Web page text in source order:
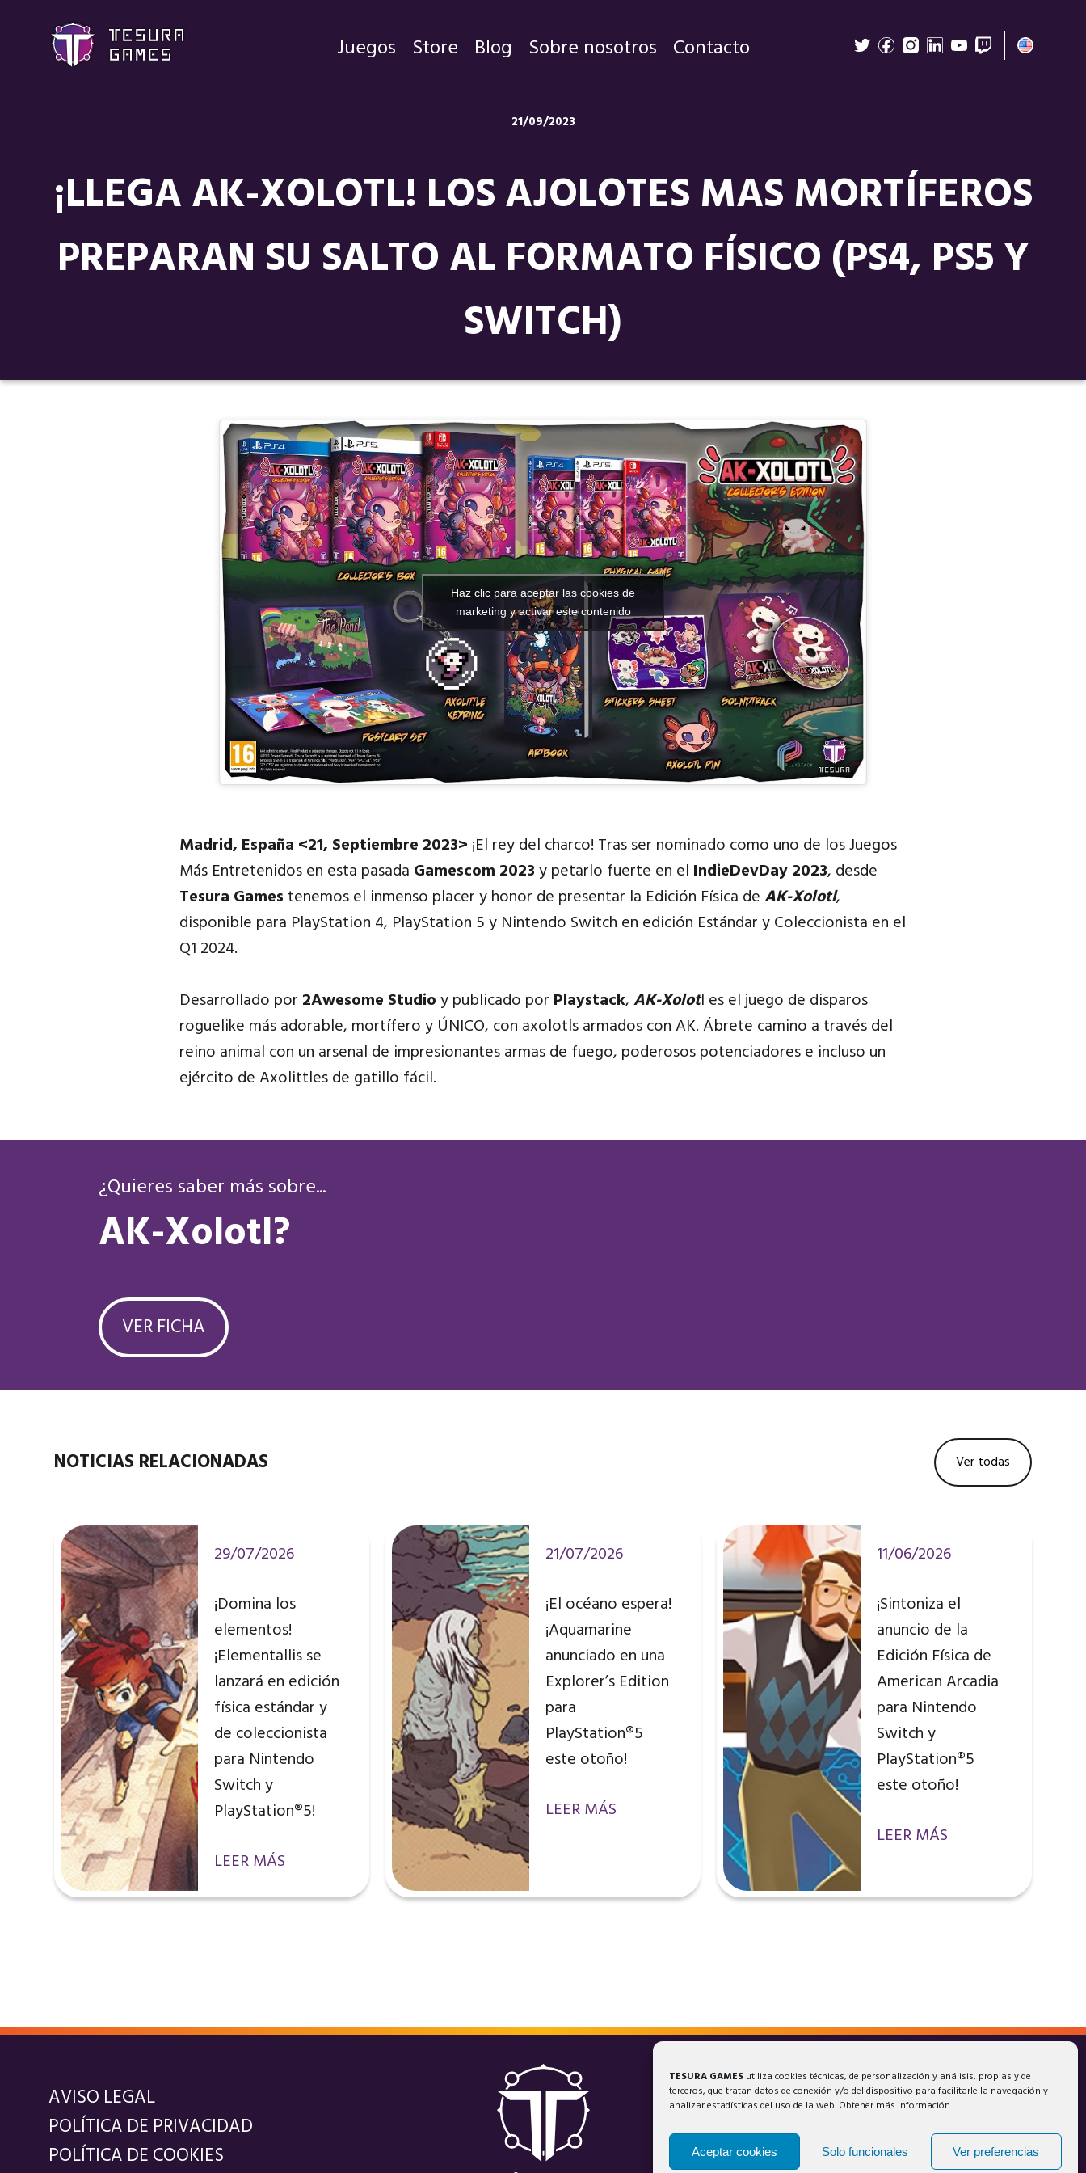
TESURA GAMES utiliza cookies técnicas, de personalización y análisis, propias y de
terceros, que tratan datos de conexión y/o del dispositivo para facilitarle la navegación y
analizar estadísticas del uso de la web. Obtener más información.
Aceptar cookies Solo funcionales Ver preferencias
Juegos Store Blog Sobre nosotros Contacto
21/09/2023
¡LLEGA AK-XOLOTL! LOS AJOLOTES MAS MORTÍFEROS
PREPARAN SU SALTO AL FORMATO FÍSICO (PS4, PS5 Y
SWITCH)
Haz clic para aceptar las cookies de
marketing y activar este contenido
Madrid, España <21, Septiembre 2023> ¡El rey del charco! Tras ser nominado como uno de los Juegos
Más Entretenidos en esta pasada Gamescom 2023y petarlo fuerte en el IndieDevDay 2023, desde
Tesura Games tenemos el inmenso placer y honor de presentar la Edición Física deAK-Xolotl,
disponible para PlayStation 4, PlayStation 5 y Nintendo Switch en edición Estándar y Coleccionista en el
Q1 2024.
Desarrollado por 2Awesome Studioy publicado por Playstack,AK-Xolotl es el juego de disparos
roguelike más adorable, mortífero y ÚNICO, con axolotls armados con AK. Ábrete camino a través del
reino animal con un arsenal de impresionantes armas de fuego, poderosos potenciadores e incluso un
ejército de Axolittles de gatillo fácil.
¿Quieres saber más sobre...
AK-Xolotl?
VER FICHA
NOTICIAS RELACIONADAS Ver todas
29/07/2026
¡Domina los
elementos!
¡Elementallis se
lanzará en edición
física estándar y
de coleccionista
para Nintendo
Switch y
PlayStation®5!
LEER MÁS
21/07/2026
¡El océano espera!
¡Aquamarine
anunciado en una
Explorer’s Edition
para
PlayStation®5
este otoño!
LEER MÁS
11/06/2026
¡Sintoniza el
anuncio de la
Edición Física de
American Arcadia
para Nintendo
Switch y
PlayStation®5
este otoño!
LEER MÁS
AVISO LEGAL
POLÍTICA DE PRIVACIDAD
POLÍTICA DE COOKIES
Blog
Sobre nosotros
Idiomas: